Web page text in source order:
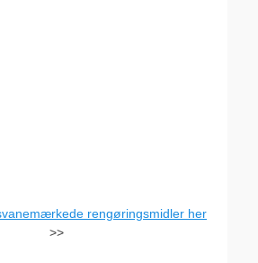
rengøringsmidler her
>>